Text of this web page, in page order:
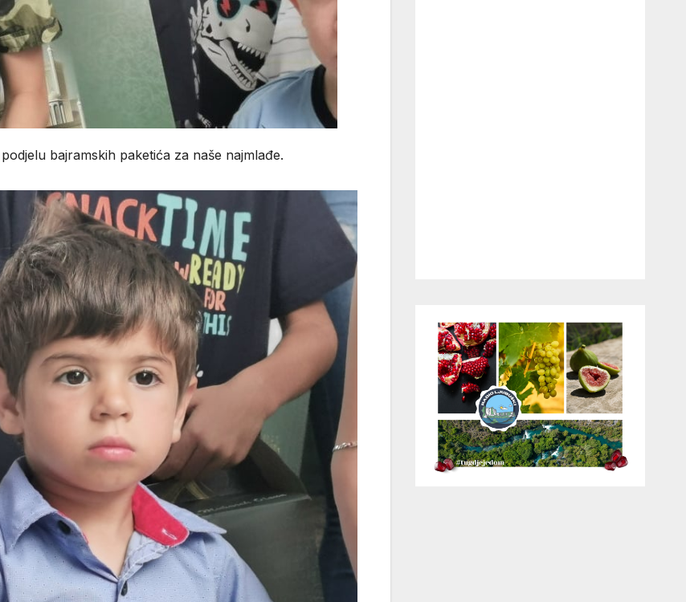
bajramskih paketića za naše najmlađe.